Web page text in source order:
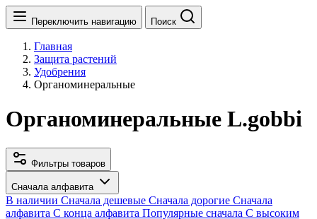
Переключить навигацию Поиск
Главная
Защита растений
Удобрения
Органоминеральные
Органоминеральные L.gobbi
Фильтры товаров
Сначала алфавита
В наличии Сначала дешевые Сначала дорогие Сначала
алфавита С конца алфавита Популярные сначала С высоким